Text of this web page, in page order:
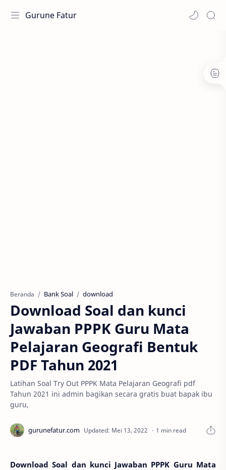
Gurune Fatur
Beranda Bank Soal download
Download Soal dan kunci
Jawaban PPPK Guru Mata
Pelajaran Geografi Bentuk
PDF Tahun 2021
Latihan Soal Try Out PPPK Mata Pelajaran Geografi pdf
Tahun 2021 ini admin bagikan secara gratis buat bapak ibu
guru,
1 min read
Download Soal dan kunci Jawaban PPPK Guru Mata